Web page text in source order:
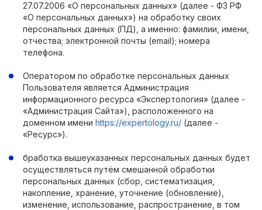
27.07.2006 «О персональных данных» (далее - ФЗ РФ
«О персональных данных») на обработку своих
персональных данных (ПД), а именно: фамилии, имени,
отчества; электронной почты (email); номера
телефона.
Оператором по обработке персональных данных
Пользователя является Администрация
информационного ресурса «Экспертология» (далее -
«Администрация Сайта»), расположенного на
доменном имени https://expertology.ru/ (далее -
«Ресурс»).
бработка вышеуказанных персональных данных будет
осуществляться путём смешанной обработки
персональных данных (сбор, систематизация,
накопление, хранение, уточнение (обновление),
изменение, использование, распространение, в том